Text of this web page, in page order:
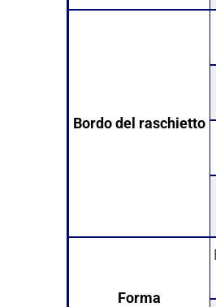
Bordo del raschietto
Forma